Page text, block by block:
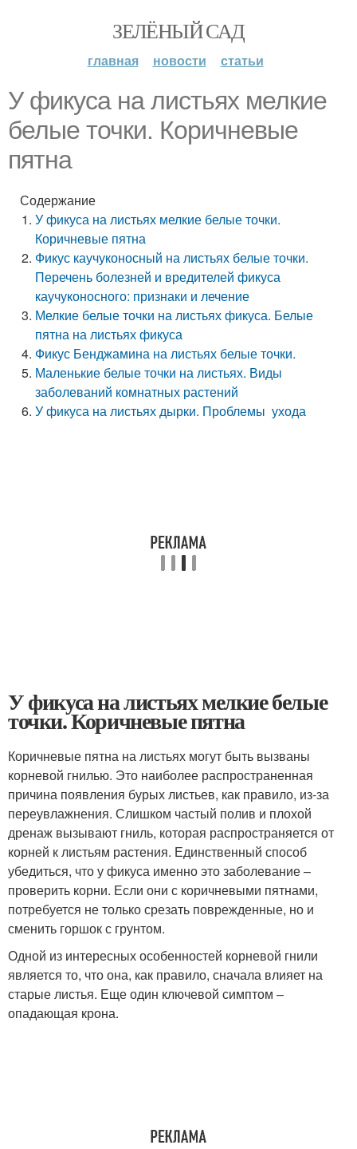
ЗЕЛЁНЫЙ САД
главная новости статьи
У фикуса на листьях мелкие
белые точки. Коричневые
пятна
Содержание
У фикуса на листьях мелкие белые точки.
Коричневые пятна
Фикус каучуконосный на листьях белые точки.
Перечень болезней и вредителей фикуса
каучуконосного: признаки и лечение
Мелкие белые точки на листьях фикуса. Белые
пятна на листьях фикуса
Фикус Бенджамина на листьях белые точки.
Маленькие белые точки на листьях. Виды
заболеваний комнатных растений
У фикуса на листьях дырки. Проблемы ухода
У фикуса на листьях мелкие белые
точки. Коричневые пятна
Коричневые пятна на листьях могут быть вызваны
корневой гнилью. Это наиболее распространенная
причина появления бурых листьев, как правило, из-за
переувлажнения. Слишком частый полив и плохой
дренаж вызывают гниль, которая распространяется от
корней к листьям растения. Единственный способ
убедиться, что у фикуса именно это заболевание –
проверить корни. Если они с коричневыми пятнами,
потребуется не только срезать поврежденные, но и
сменить горшок с грунтом.
Одной из интересных особенностей корневой гнили
является то, что она, как правило, сначала влияет на
старые листья. Еще один ключевой симптом –
опадающая крона.